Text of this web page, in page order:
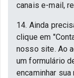
canais e-mail,
14. Ainda
clique em
nosso site. Ao
um formulário
encaminhar sua